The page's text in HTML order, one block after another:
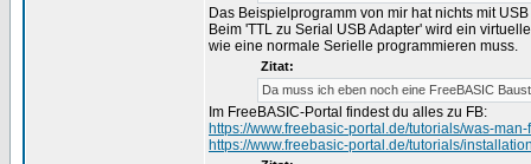
Das Beispielprogramm von mir hat nichts mit
Beim 'TTL zu Serial USB Adapter' wird ein
wie eine normale Serielle programmieren muss.
Zitat:
Da muss ich eben noch eine FreeBASIC
Im FreeBASIC-Portal findest du alles zu FB:
https://www.freebasic-portal.de/tutorials/was-
https://www.freebasic-portal.de/tutorials/